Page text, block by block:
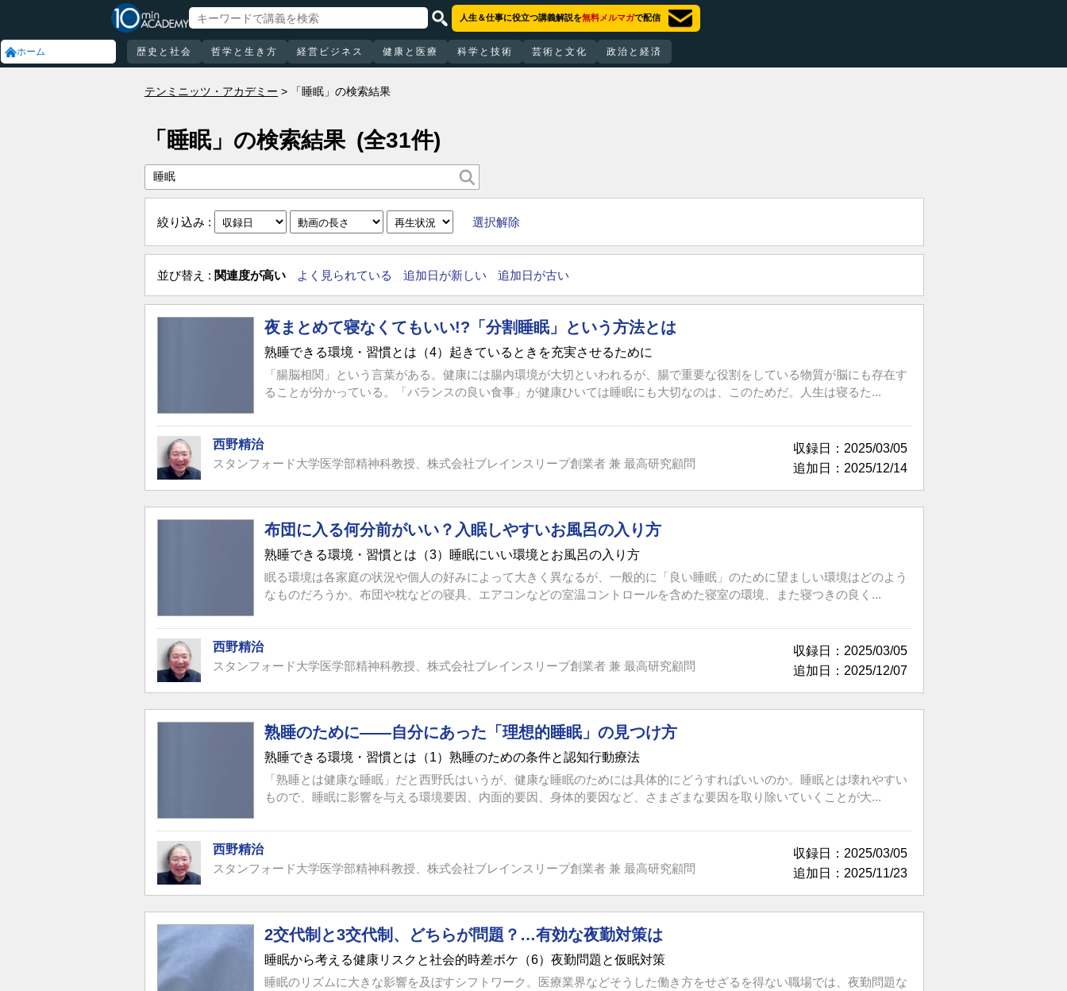
ホーム
人生＆仕事に役立つ講義解説を無料メルマガで配信
歴史と社会 哲学と生き方 経営ビジネス 健康と医療 科学と技術 芸術と文化 政治と経済
テンミニッツ・アカデミー 「睡眠」の検索結果
「睡眠」の検索結果 (全31件)
絞り込み : 選択解除
並び替え : 関連度が高い よく見られている 追加日が新しい 追加日が古い
夜まとめて寝なくてもいい!?「分割睡眠」という方法とは
熟睡できる環境・習慣とは（4）起きているときを充実させるために
「腸脳相関」という言葉がある。健康には腸内環境が大切といわれるが、腸で重要な役割をしている物質が脳にも存在す
ることが分かっている。「バランスの良い食事」が健康ひいては睡眠にも大切なのは、このためだ。人生は寝るた...
収録日：2025/03/05
追加日：2025/12/14
西野精治
スタンフォード大学医学部精神科教授、株式会社ブレインスリープ創業者 兼 最高研究顧問
布団に入る何分前がいい？入眠しやすいお風呂の入り方
熟睡できる環境・習慣とは（3）睡眠にいい環境とお風呂の入り方
眠る環境は各家庭の状況や個人の好みによって大きく異なるが、一般的に「良い睡眠」のために望ましい環境はどのよう
なものだろうか。布団や枕などの寝具、エアコンなどの室温コントロールを含めた寝室の環境、また寝つきの良く...
収録日：2025/03/05
追加日：2025/12/07
西野精治
スタンフォード大学医学部精神科教授、株式会社ブレインスリープ創業者 兼 最高研究顧問
熟睡のために――自分にあった「理想的睡眠」の見つけ方
熟睡できる環境・習慣とは（1）熟睡のための条件と認知行動療法
「熟睡とは健康な睡眠」だと西野氏はいうが、健康な睡眠のためには具体的にどうすればいいのか。睡眠とは壊れやすい
もので、睡眠に影響を与える環境要因、内面的要因、身体的要因など、さまざまな要因を取り除いていくことが大...
収録日：2025/03/05
追加日：2025/11/23
西野精治
スタンフォード大学医学部精神科教授、株式会社ブレインスリープ創業者 兼 最高研究顧問
2交代制と3交代制、どちらが問題？…有効な夜勤対策は
睡眠から考える健康リスクと社会的時差ボケ（6）夜勤問題と仮眠対策
睡眠のリズムに大きな影響を及ぼすシフトワーク。医療業界などそうした働き方をせざるを得ない職場では、夜勤問題な